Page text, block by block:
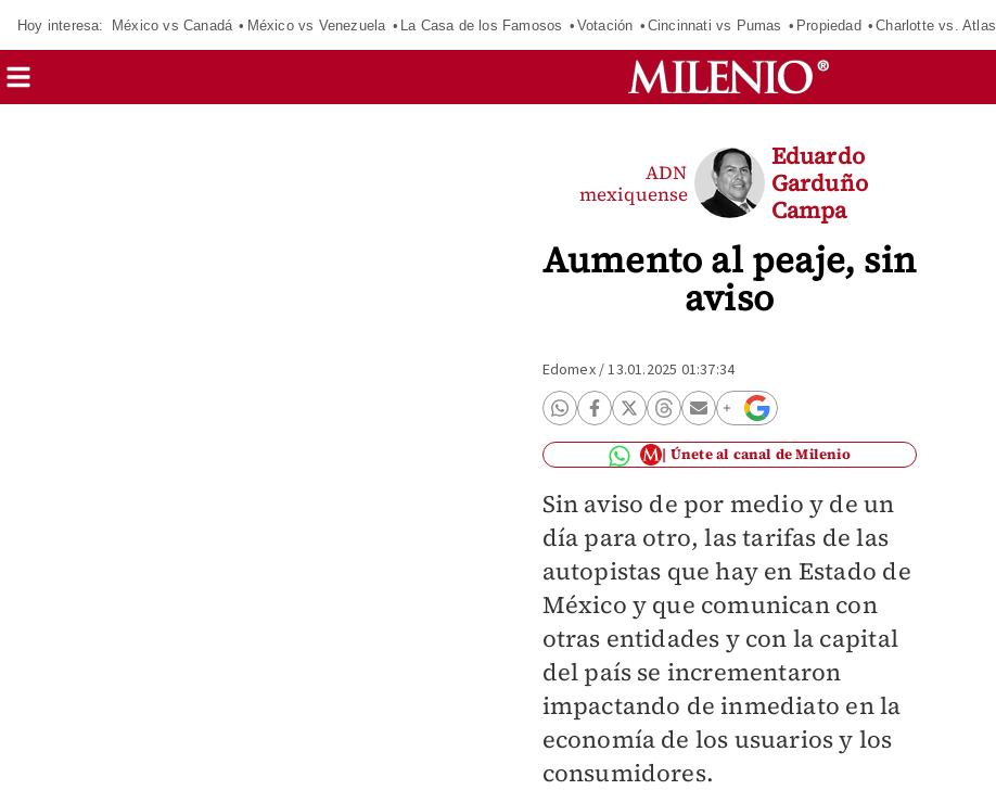
Hoy interesa: México vs Canadá México vs Venezuela La Casa de los Famosos Votación Cincinnati vs Pumas Propiedad Charlotte vs. Atlas
Aumento al peaje, sin
aviso
ADN
mexiquense
Eduardo
Garduño
Campa
Edomex/13.01.2025 01:37:34
Únete al canal de Milenio
Sin aviso de por medio y de un
día para otro, las tarifas de las
autopistas que hay en Estado de
México y que comunican con
otras entidades y con la capital
del país se incrementaron
impactando de inmediato en la
economía de los usuarios y los
consumidores.